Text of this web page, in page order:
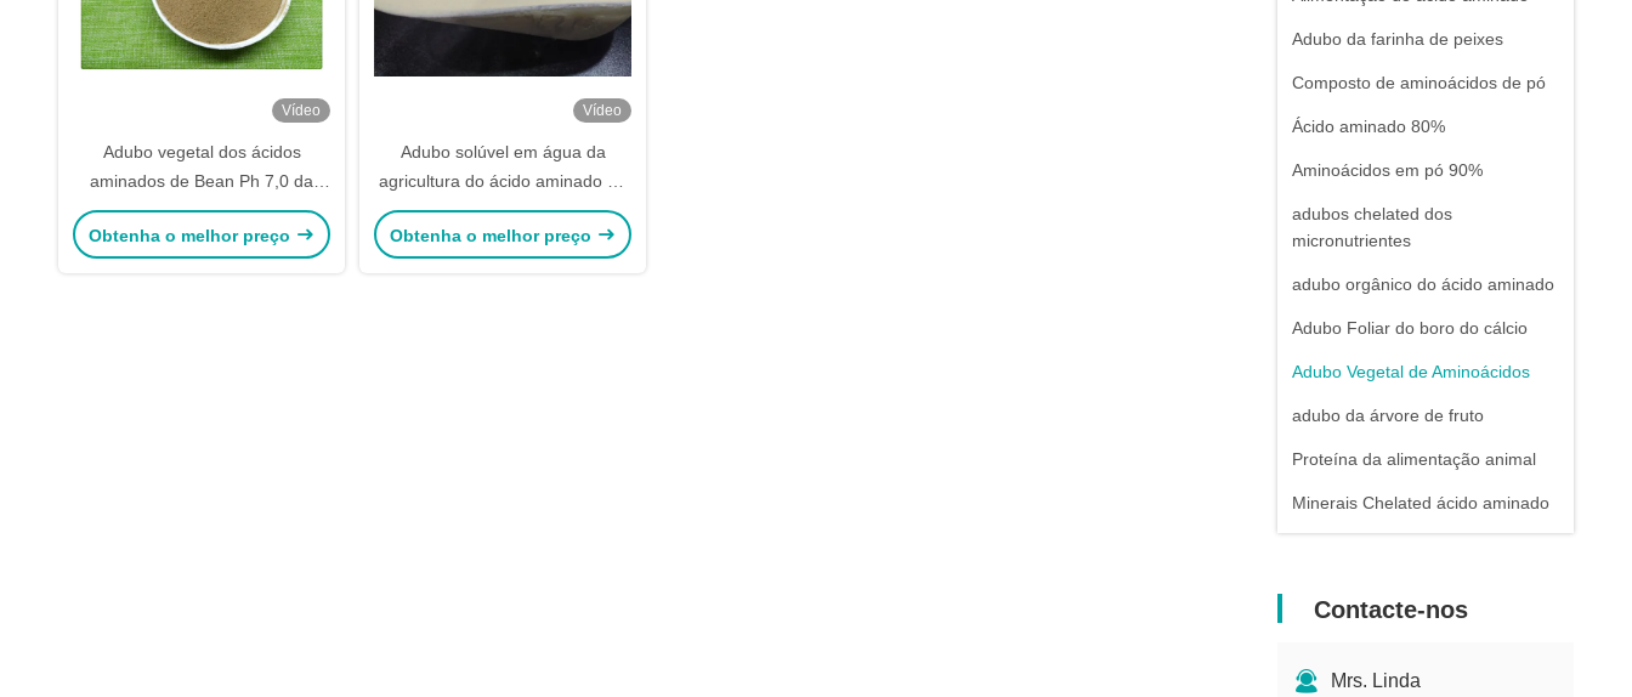
Adubo da farinha de peixes
Composto de aminoácidos de pó
Ácido aminado 80%
Aminoácidos em pó 90%
adubos chelated dos
micronutrientes
adubo orgânico do ácido aminado
Adubo Foliar do boro do cálcio
Adubo Vegetal de Aminoácidos
adubo da árvore de fruto
Proteína da alimentação animal
Minerais Chelated ácido aminado
Contacte-nos
Mrs. Linda
Vídeo
Adubo vegetal dos ácidos
aminados de Bean Ph 7,0 da
soja para o pulverizador Foliar
Obtenha o melhor preço
Vídeo
Adubo solúvel em água da
agricultura do ácido aminado da
matéria orgânica 40%
Obtenha o melhor preço